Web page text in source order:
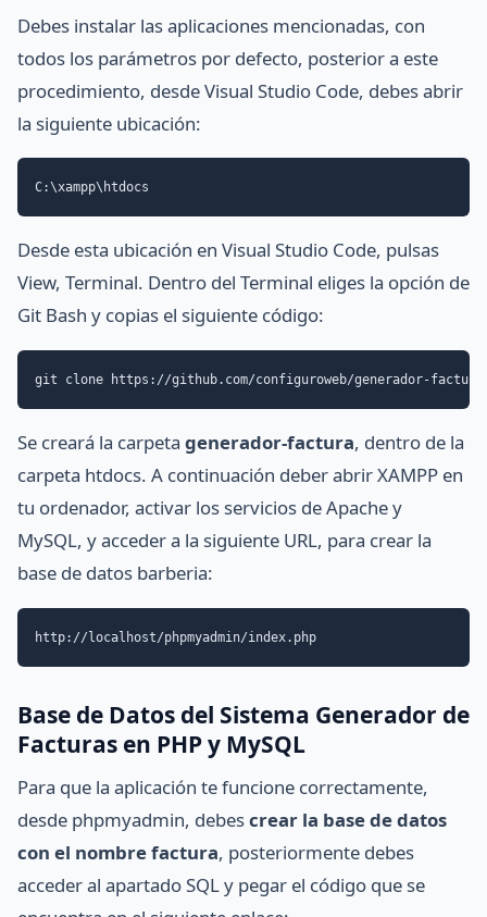
Debes instalar las aplicaciones mencionadas, con
todos los parámetros por defecto, posterior a este
procedimiento, desde Visual Studio Code, debes abrir
la siguiente ubicación:
C:\xampp\htdocs
Desde esta ubicación en Visual Studio Code, pulsas
View, Terminal. Dentro del Terminal eliges la opción de
Git Bash y copias el siguiente código:
git clone https://github.com/configuroweb/generador-
Se creará la carpeta generador-factura, dentro de la
carpeta htdocs. A continuación deber abrir XAMPP en
tu ordenador, activar los servicios de Apache y
MySQL, y acceder a la siguiente URL, para crear la
base de datos barberia:
http://localhost/phpmyadmin/index.php
Base de Datos del Sistema Generador de
Facturas en PHP y MySQL
Para que la aplicación te funcione correctamente,
desde phpmyadmin, debescrear la base de datos
con el nombre factura, posteriormente debes
acceder al apartado SQL y pegar el código que se